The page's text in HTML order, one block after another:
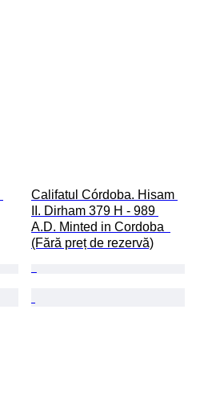
Califatul Córdoba. Hisam
II. Dirham 379 H - 989
A.D. Minted in Cordoba
(Fără preț de rezervă)